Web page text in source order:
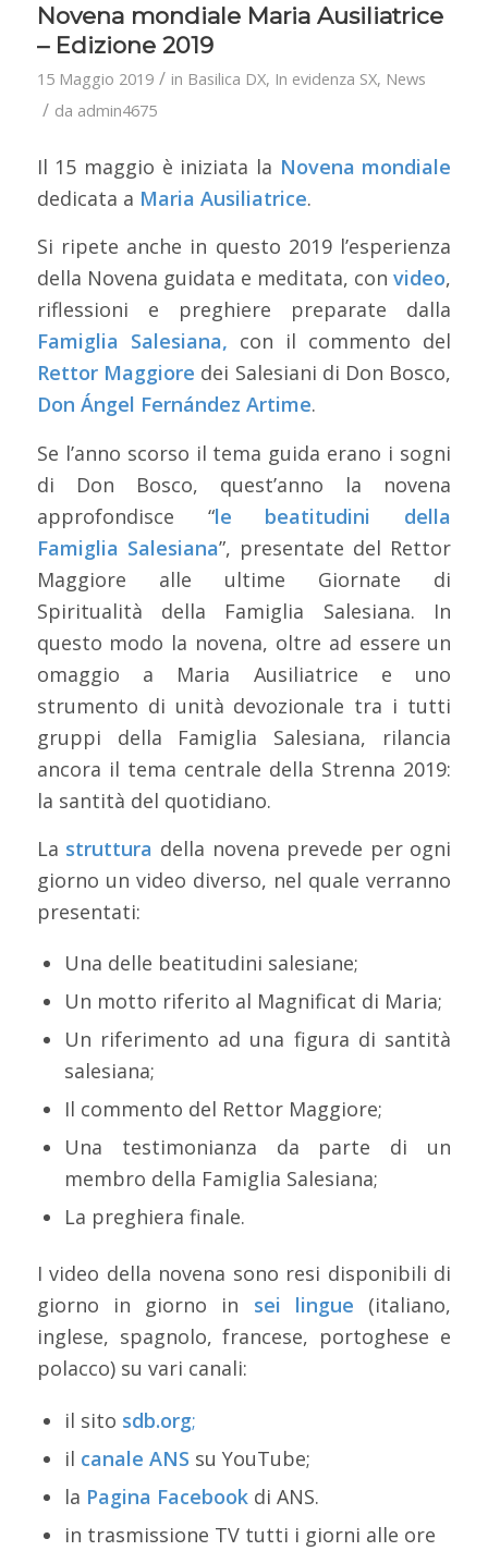
Novena mondiale Maria Ausiliatrice
– Edizione 2019
15 Maggio 2019 / in Basilica DX, In evidenza SX, News
/ da admin4675
Il 15 maggio è iniziata la Novena mondiale
dedicata a Maria Ausiliatrice.
Si ripete anche in questo 2019 l’esperienza
della Novena guidata e meditata, convideo,
riflessioni e preghiere preparate dalla
Famiglia Salesiana, con il commento del
Rettor Maggiore dei Salesiani di Don Bosco,
Don Ángel Fernández Artime.
Se l’anno scorso il tema guida erano i sogni
di Don Bosco, quest’anno la novena
approfondisce “le beatitudini della
Famiglia Salesiana”, presentate del Rettor
Maggiore alle ultime Giornate di
Spiritualità della Famiglia Salesiana. In
questo modo la novena, oltre ad essere un
omaggio a Maria Ausiliatrice e uno
strumento di unità devozionale tra i tutti
gruppi della Famiglia Salesiana, rilancia
ancora il tema centrale della Strenna 2019:
la santità del quotidiano.
La struttura della novena prevede per ogni
giorno un video diverso, nel quale verranno
presentati:
Una delle beatitudini salesiane;
Un motto riferito al Magnificat di Maria;
Un riferimento ad una figura di santità
salesiana;
Il commento del Rettor Maggiore;
Una testimonianza da parte di un
membro della Famiglia Salesiana;
La preghiera finale.
I video della novena sono resi disponibili di
giorno in giorno in sei lingue (italiano,
inglese, spagnolo, francese, portoghese e
polacco) su vari canali:
il sito sdb.org;
il canale ANS su YouTube;
la Pagina Facebookdi ANS.
in trasmissione TV tutti i giorni alle ore